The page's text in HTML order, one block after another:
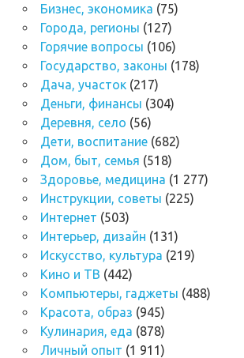
Бизнес, экономика (75)
Города, регионы (127)
Горячие вопросы (106)
Государство, законы (178)
Дача, участок(217)
Деньги, финансы (304)
Деревня, село (56)
Дети, воспитание(682)
Дом, быт, семья (518)
Здоровье, медицина (1 277)
Инструкции, советы (225)
Интернет (503)
Интерьер, дизайн (131)
Искусство, культура (219)
Кино и ТВ (442)
Компьютеры, гаджеты (488)
Красота, образ (945)
Кулинария, еда (878)
Личный опыт (1 911)